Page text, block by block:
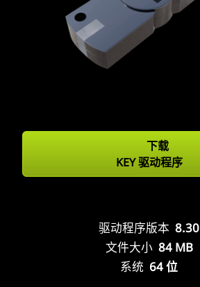
下载
KEY 驱动程序
驱动程序版本8.30
文件大小 84 MB
系统 64 位